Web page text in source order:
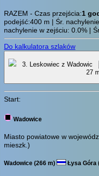
RAZEM - Czas przejścia:1
podejść:400 m | Śr.
nachylenie w zejściu: 0.0% |
Do kalkulatora szlaków
3. Leskowiec z Wadowic
27
Start:
Wadowice
Miasto powiatowe w
mieszk.)
Wadowice (266 m) Łysa Góra